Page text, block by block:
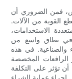
فمن الضروري أن
القوية من الآلات.
الاستخدامات،
في نطاق واسع من
والصناعية. في هذه
الرافعات المخصصة
تؤثر على التكلفة